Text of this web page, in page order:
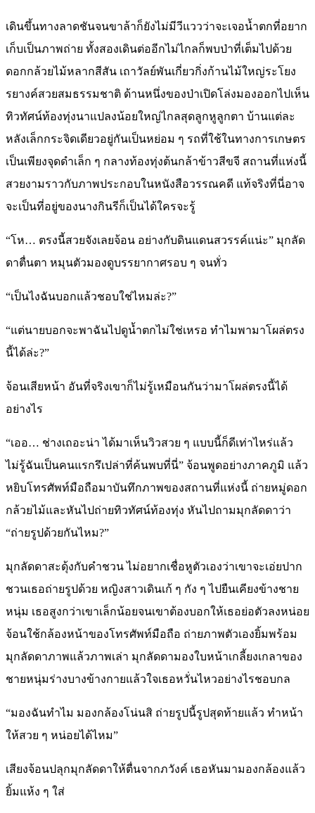
เดินขึ้นทางลาดชันจนขาล้าก็ยังไม่มีวีแววว่าจะเจอน้ำตกที่อยาก
เก็บเป็นภาพถ่าย ทั้งสองเดินต่ออีกไม่ไกลก็พบป่าที่เต็มไปด้วย
ดอกกล้วยไม้หลากสีสัน เถาวัลย์พันเกี่ยวกิ่งก้านไม้ใหญ่ระโยง
รยางค์สวยสมธรรมชาติ ด้านหนึ่งของป่าเปิดโล่งมองออกไปเห็น
ทิวทัศน์ท้องทุ่งนาแปลงน้อยใหญ่ไกลสุดลูกหูลูกตา บ้านแต่ละ
หลังเล็กกระจิดเดียวอยู่กันเป็นหย่อม ๆ รถที่ใช้ในทางการเกษตร
เป็นเพียงจุดดำเล็ก ๆ กลางท้องทุ่งต้นกล้าข้าวสีขจี สถานที่แห่งนี้
สวยงามราวกับภาพประกอบในหนังสือวรรณคดี แท้จริงที่นี่อาจ
จะเป็นที่อยู่ของนางกินรีก็เป็นได้ใครจะรู้
“โห… ตรงนี้สวยจังเลยจ้อน อย่างกับดินแดนสวรรค์แน่ะ” มุกลัด
ดาตื่นตา หมุนตัวมองดูบรรยากาศรอบ ๆ จนทั่ว
“เป็นไงฉันบอกแล้วชอบใช่ไหมล่ะ?”
“แต่นายบอกจะพาฉันไปดูน้ำตกไม่ใช่เหรอ ทำไมพามาโผล่ตรง
นี้ได้ล่ะ?”
จ้อนเสียหน้า อันที่จริงเขาก็ไม่รู้เหมือนกันว่ามาโผล่ตรงนี้ได้
อย่างไร
“เออ… ช่างเถอะน่า ได้มาเห็นวิวสวย ๆ แบบนี้ก็ดีเท่าไหร่แล้ว
ไม่รู้ฉันเป็นคนแรกรึเปล่าที่ค้นพบที่นี่” จ้อนพูดอย่างภาคภูมิ แล้ว
หยิบโทรศัพท์มือถือมาบันทึกภาพของสถานที่แห่งนี้ ถ่ายหมู่ดอก
กล้วยไม้และหันไปถ่ายทิวทัศน์ท้องทุ่ง หันไปถามมุกลัดดาว่า
“ถ่ายรูปด้วยกันไหม?”
มุกลัดดาสะดุ้งกับคำชวน ไม่อยากเชื่อหูตัวเองว่าเขาจะเอ่ยปาก
ชวนเธอถ่ายรูปด้วย หญิงสาวเดินเก้ ๆ กัง ๆ ไปยืนเคียงข้างชาย
หนุ่ม เธอสูงกว่าเขาเล็กน้อยจนเขาต้องบอกให้เธอย่อตัวลงหน่อย
จ้อนใช้กล้องหน้าของโทรศัพท์มือถือ ถ่ายภาพตัวเองยิ้มพร้อม
มุกลัดดาภาพแล้วภาพเล่า มุกลัดดามองใบหน้าเกลี้ยงเกลาของ
ชายหนุ่มร่างบางข้างกายแล้วใจเธอหวั่นไหวอย่างไรชอบกล
“มองฉันทำไม มองกล้องโน่นสิ ถ่ายรูปนี้รูปสุดท้ายแล้ว ทำหน้า
ให้สวย ๆ หน่อยได้ไหม”
เสียงจ้อนปลุกมุกลัดดาให้ตื่นจากภวังค์ เธอหันมามองกล้องแล้ว
ยิ้มแห้ง ๆ ใส่